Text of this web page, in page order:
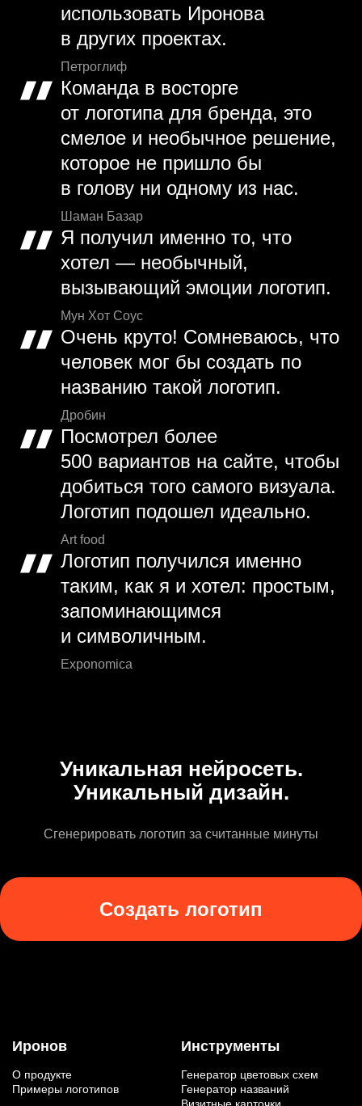
использовать Иронова
в других проектах.
Петроглиф
Команда в восторге
от логотипа для бренда, это
смелое и необычное решение,
которое не пришло бы
в голову ни одному из нас.
Шаман Базар
Я получил именно то, что
хотел — необычный,
вызывающий эмоции логотип.
Мун Хот Соус
Очень круто! Сомневаюсь, что
человек мог бы создать по
названию такой логотип.
Дробин
Посмотрел более
500 вариантов на сайте, чтобы
добиться того самого визуала.
Логотип подошел идеально.
Art food
Логотип получился именно
таким, как я и хотел: простым,
запоминающимся
и символичным.
Exponomica
Уникальная нейросеть.
Уникальный дизайн.
Сгенерировать логотип за считанные минуты
Создать логотип
Иронов
О продукте
Примеры логотипов
Инструменты
Генератор цветовых схем
Генератор названий
Визитные карточки